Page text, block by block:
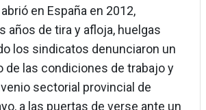
en España en 2012,
años de tira y afloja, huelgas
los sindicatos denunciaron un
de las condiciones de trabajo y
sectorial provincial de
a las puertas de verse ante un